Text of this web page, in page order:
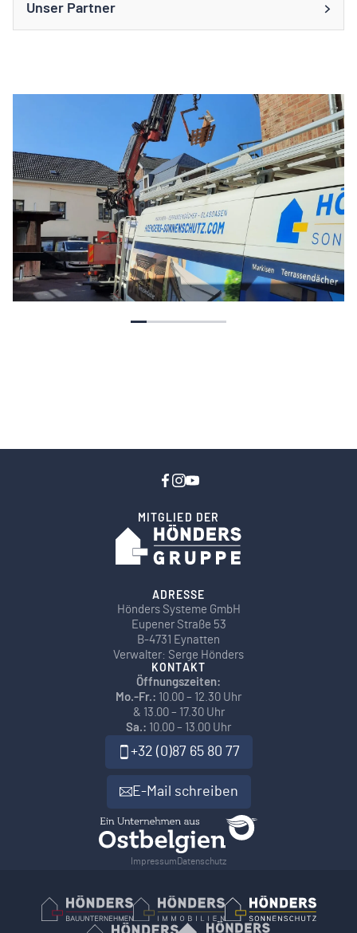
Unser Partner
MITGLIED DER
ADRESSE
Hönders Systeme GmbH
Eupener Straße 53
B-4731 Eynatten
Verwalter: Serge Hönders
KONTAKT
Öffnungszeiten:
Mo.-Fr.: 10.00 – 12.30 Uhr
& 13.00 – 17.30 Uhr
Sa.: 10.00 – 13.00 Uhr
+32 (0)87 65 80 77
E-Mail schreiben
Impressum Datenschutz
Hönders Bauunternehmen
Hoenders Immobilien
Hönders